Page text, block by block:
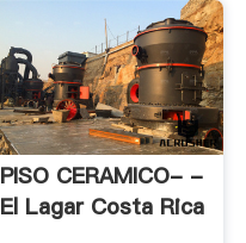
PISO CERAMICO- -
El Lagar Costa Rica